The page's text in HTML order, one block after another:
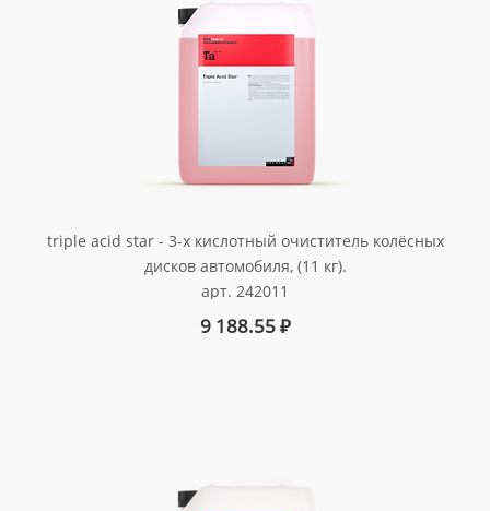
triple acid star - 3-х кислотный очиститель колёсных
дисков автомобиля, (11 кг).
арт. 242011
9 188.55₽